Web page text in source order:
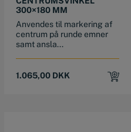
300×180 MM
Anvendes til markering af
centrum på runde emner
samt ansla...
1.065,00 DKK